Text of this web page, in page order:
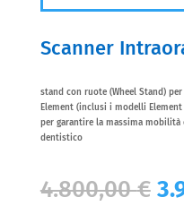
Scanner
stand con ruote (Wheel Stand)
Element (inclusi i modelli
per garantire la massima
dentistico
4.800,00€ Il